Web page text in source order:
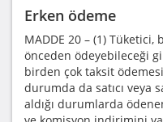
Erken ödeme
MADDE 20 – (1) Tüketici,
önceden ödeyebileceği
birden çok taksit
durumda da satıcı veya
aldığı durumlarda